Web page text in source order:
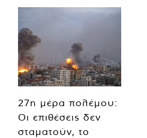
27η μέρα πολέμου:
Οι επιθέσεις δεν
σταματούν, το